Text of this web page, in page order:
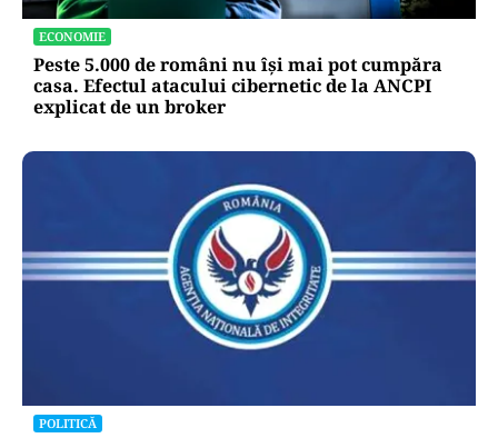
ECONOMIE
Peste 5.000 de români nu își mai pot cumpăra
casa. Efectul atacului cibernetic de la ANCPI
explicat de un broker
POLITICĂ